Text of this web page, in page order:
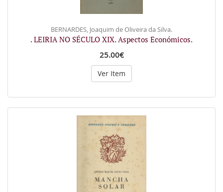
BERNARDES, Joaquim de Oliveira da Silva.
. LEIRIA NO SÉCULO XIX. Aspectos Económicos.
25.00€
Ver Item